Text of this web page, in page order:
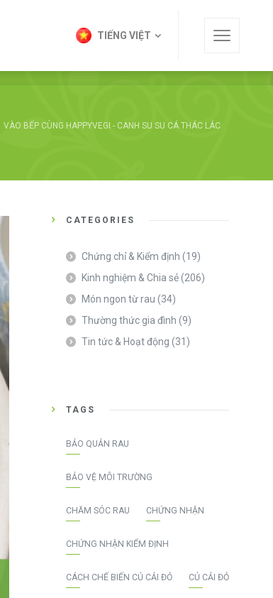
TIẾNG VIỆT
VÀO BẾP CÙNG HAPPYVEGI - CANH SU SU CÁ THÁC LÁC
CATEGORIES
Chứng chỉ & Kiểm định (19)
Kinh nghiệm & Chia sẻ(206)
Món ngon từ rau (34)
Thường thức gia đình (9)
Tin tức & Hoạt động (31)
TAGS
BẢO QUẢN RAU
BẢO VỆ MÔI TRƯỜNG
CHĂM SÓC RAU CHỨNG NHẬN
CHỨNG NHẬN KIỂM ĐỊNH
CÁCH CHẾ BIẾN CỦ CẢI ĐỎ CỦ CẢI ĐỎ